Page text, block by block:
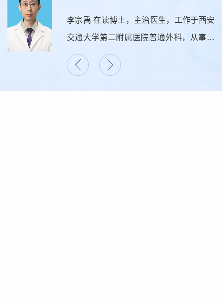
李宗禹 在读博士，主治医生，工作于西安
交通大学第二附属医院普通外科，从事甲
状腺、周围血管外科疾病的诊断、治疗。
现就任陕西省保健协会周围血管、陕西省
保健协会介入血管专业委员会委员、亚太